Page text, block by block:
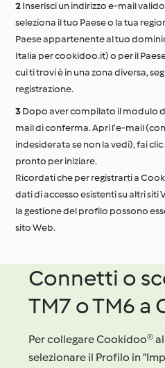
Inserisci un indirizzo e-mail
seleziona il tuo Paese o la tua
Paese appartenente al tuo
Italia per cookidoo.it) o per il
cui ti trovi è in una zona diversa,
registrazione.
Dopo aver compilato il modulo
mail di conferma. Apri l’e-mail
indesiderata se non la vedi), fai
pronto per iniziare.
Ricordati che per registrarti a
dati di accesso esistenti su altri siti
la gestione del profilo possono
sito Web.
Connetti o
TM7 o TM6
Per collegare Cookidoo®
selezionare il Profilo in